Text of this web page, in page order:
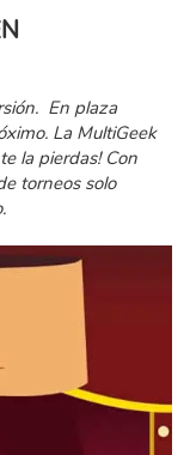
En plaza
La MultiGeek
la pierdas! Con
torneos solo